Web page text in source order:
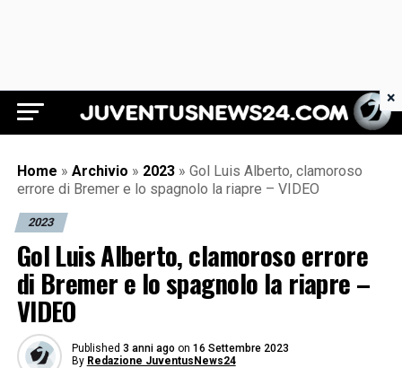
Juventus News 24
Home » Archivio » 2023 » Gol Luis Alberto, clamoroso
errore di Bremer e lo spagnolo la riapre – VIDEO
2023
Gol Luis Alberto, clamoroso errore
di Bremer e lo spagnolo la riapre –
VIDEO
Published 3 anni ago on 16 Settembre 2023
By Redazione JuventusNews24
×